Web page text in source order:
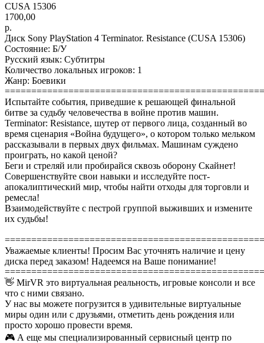
CUSA 15306
1700,00
р.
Диск Sony PlayStation 4 Terminator. Resistance (CUSA 15306)
Состояние: Б/У
Русский язык: Субтитры
Количество локальных игроков: 1
Жанр: Боевики
Испытайте события, приведшие к решающей финальной
битве за судьбу человечества в войне против машин.
Terminator: Resistance, шутер от первого лица, созданный во
время сценария «Война будущего», о котором только мельком
рассказывали в первых двух фильмах. Машинам суждено
проиграть, но какой ценой?
Беги и стреляй или пробирайся сквозь оборону Скайнет!
Совершенствуйте свои навыки и исследуйте пост-
апокалиптический мир, чтобы найти отходы для торговли и
ремесла!
Взаимодействуйте с пестрой группой выживших и измените
их судьбы!
Уважаемые клиенты! Просим Вас уточнять наличие и цену
диска перед заказом! Надеемся на Ваше понимание!
👋 MirVR это виртуальная реальность, игровые консоли и все
что с ними связано.
У нас вы можете погрузится в удивительные виртуальные
миры один или с друзьями, отметить день рождения или
просто хорошо провести время.
🎮 А еще мы специализированный сервисный центр по